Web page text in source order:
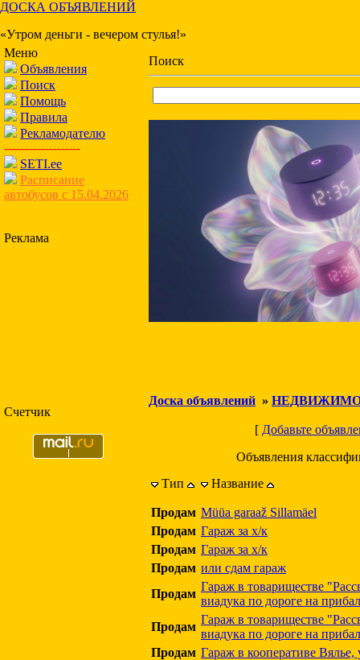
ДОСКА ОБЪЯВЛЕНИЙ
«Утром деньги - вечером стулья!»
Меню
Объявления
Поиск
Помощь
Правила
Рекламодателю
-------------------
SETI.ee
Расписание
автобусов с 15.04.2026
Реклама
Счетчик
Поиск
Доска объявлений »
[ Добавьте
Объявления
Тип
Название
Продам Müüa garaaž Sillamäel
Продам Гараж за х/к
Продам Гараж за х/к
Продам или сдам гараж
Продам
Гараж в товариществе
виадука по дороге на
Продам
Гараж в товариществе
виадука по дороге на
Продам Гараж в кооперативе Вялье,